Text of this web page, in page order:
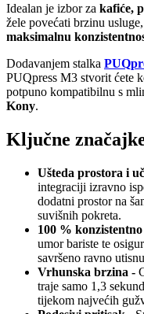
Idealan je izbor za kafiće,
žele povećati brzinu
maksimalnu
Dodavanjem stalka
PUQpress M3 stvorit ćete
potpuno kompatibilnu s
Kony.
Ključne
Ušteda prostora i
integraciji izravno
dodatni prostor na
suvišnih pokreta.
100 %
umor bariste te
savršeno ravno
Vrhunska brzina -
traje samo 1,3
tijekom najvećih